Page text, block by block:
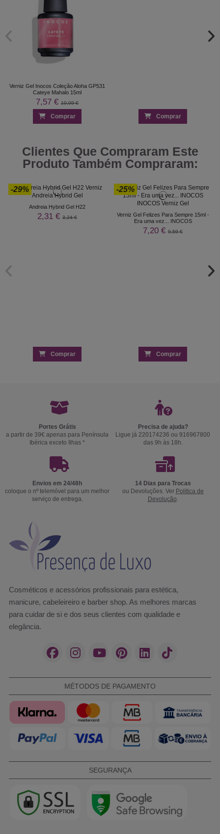
Verniz Gel Inocos Coleção Aloha GP531
Cateye Mahalo 15ml
7,57 € 10,09 €
Comprar Comprar
Clientes Que Compraram Este
Produto Também Compraram:
-29%
Andreia Hybrid Gel H22
2,31 € 3,24 €
Comprar
-25%
Verniz Gel Felizes Para Sempre 15ml -
Era uma vez... INOCOS
7,20 € 9,59 €
Comprar
Portes Grátis
a partir de 39€ apenas para Península
Ibérica exceto Ilhas *
Precisa de ajuda?
Ligue já 220174236 ou 916967800
das 9h às 18h.
Envios em 24/48h
coloque o nº telemóvel para um melhor
serviço de entrega.
14 Dias para Trocas
ou Devoluções. Ver Politica de
Devolução
Cosméticos e acessórios profissionais para estética,
manicure, cabeleireiro e barber shop. As melhores marcas
para cuidar de si e dos seus clientes com qualidade e
elegância.
MÉTODOS DE PAGAMENTO
SEGURANÇA